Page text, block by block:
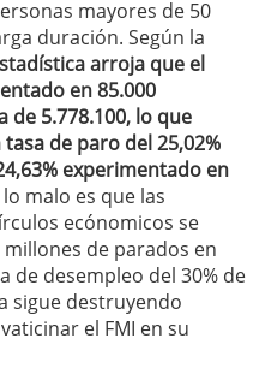
mayores de 50
duración. Según la
arroja que el
en 85.000
de 5.778.100, lo que
de paro del 25,02%
experimentado en
lo malo es que las
ecónomicos se
de parados en
de desempleo del 30% de
sigue destruyendo
el FMI en su